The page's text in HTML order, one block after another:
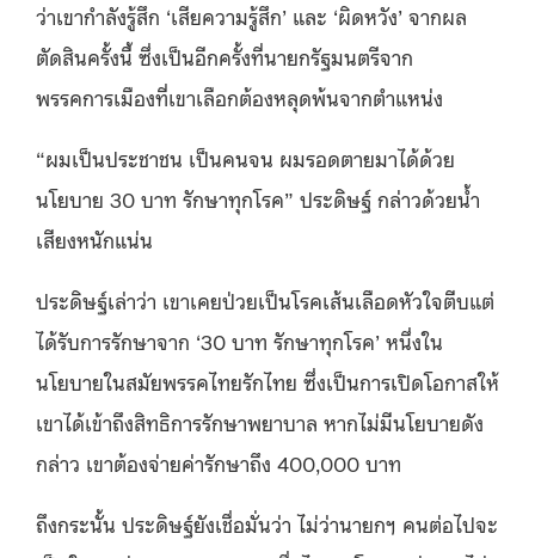
ว่าเขากำลังรู้สึก ‘เสียความรู้สึก’ และ ‘ผิดหวัง’ จากผล
ตัดสินครั้งนี้ ซึ่งเป็นอีกครั้งที่นายกรัฐมนตรีจาก
พรรคการเมืองที่เขาเลือกต้องหลุดพ้นจากตำแหน่ง
“ผมเป็นประชาชน เป็นคนจน ผมรอดตายมาได้ด้วย
นโยบาย 30 บาท รักษาทุกโรค” ประดิษฐ์ กล่าวด้วยน้ำ
เสียงหนักแน่น
ประดิษฐ์เล่าว่า เขาเคยป่วยเป็นโรคเส้นเลือดหัวใจตีบแต่
ได้รับการรักษาจาก ‘30 บาท รักษาทุกโรค’ หนึ่งใน
นโยบายในสมัยพรรคไทยรักไทย ซึ่งเป็นการเปิดโอกาสให้
เขาได้เข้าถึงสิทธิการรักษาพยาบาล หากไม่มีนโยบายดัง
กล่าว เขาต้องจ่ายค่ารักษาถึง 400,000 บาท
ถึงกระนั้น ประดิษฐ์ยังเชื่อมั่นว่า ไม่ว่านายกฯ คนต่อไปจะ